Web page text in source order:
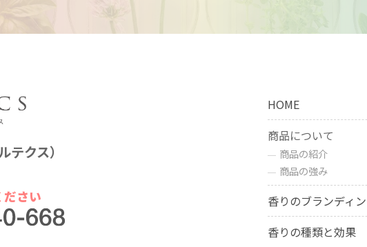
クス）
ださい
HOME
商品について
商品の紹介
商品の強み
香りのブランディ
香りの種類と効果